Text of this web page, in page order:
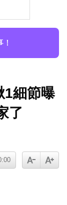
1細節曝
了